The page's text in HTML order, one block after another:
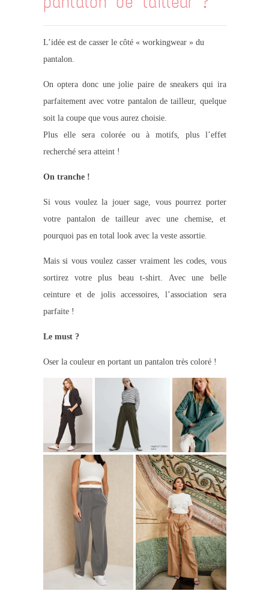
L’idée est de casser le côté « workingwear » du
pantalon.
On optera donc une jolie paire de sneakers qui ira
parfaitement avec votre pantalon de tailleur, quelque
soit la coupe que vous aurez choisie.
Plus elle sera colorée ou à motifs, plus l’effet
recherché sera atteint !
On tranche !
Si vous voulez la jouer sage, vous pourrez porter
votre pantalon de tailleur avec une chemise, et
pourquoi pas en total look avec la veste assortie.
Mais si vous voulez casser vraiment les codes, vous
sortirez votre plus beau t-shirt. Avec une belle
ceinture et de jolis accessoires, l’association sera
parfaite !
Le must ?
Oser la couleur en portant un pantalon très coloré !